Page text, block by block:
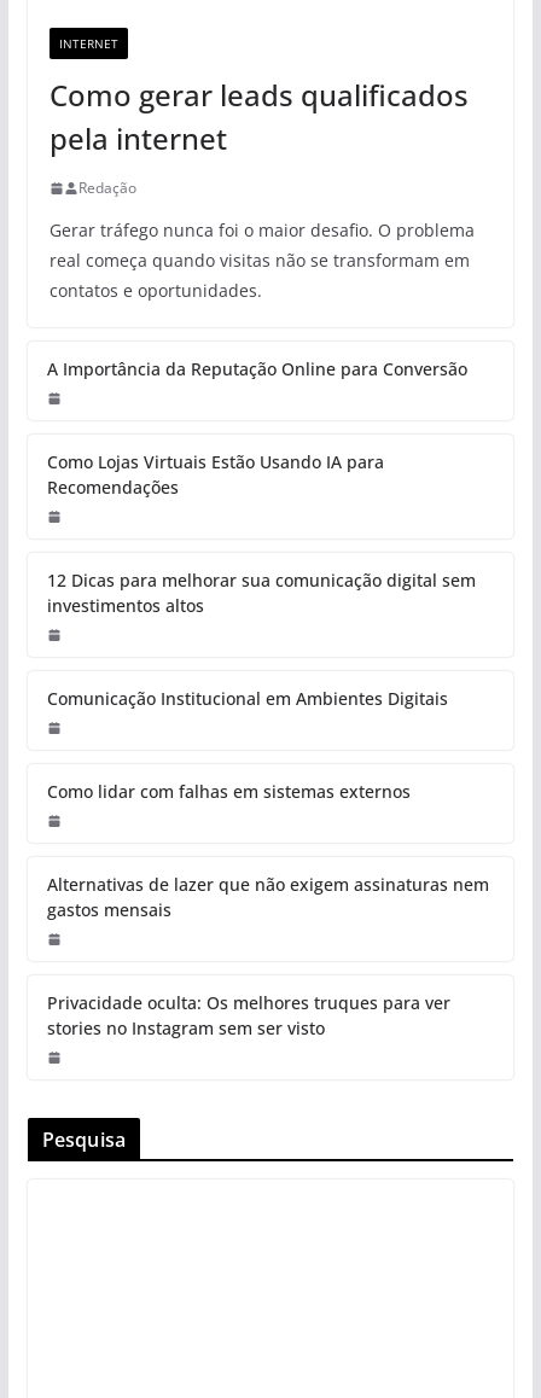
INTERNET
Como gerar leads qualificados
pela internet
Redação
Gerar tráfego nunca foi o maior desafio. O problema
real começa quando visitas não se transformam em
contatos e oportunidades.
A Importância da Reputação Online para Conversão
Como Lojas Virtuais Estão Usando IA para
Recomendações
12 Dicas para melhorar sua comunicação digital sem
investimentos altos
Comunicação Institucional em Ambientes Digitais
Como lidar com falhas em sistemas externos
Alternativas de lazer que não exigem assinaturas nem
gastos mensais
Privacidade oculta: Os melhores truques para ver
stories no Instagram sem ser visto
Pesquisa